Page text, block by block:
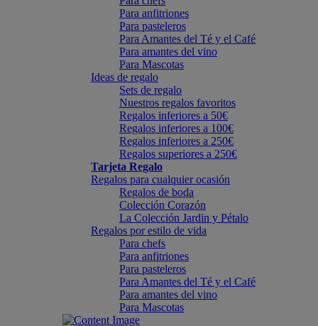
Para anfitriones
Para pasteleros
Para Amantes del Té y el Café
Para amantes del vino
Para Mascotas
Ideas de regalo
Sets de regalo
Nuestros regalos favoritos
Regalos inferiores a 50€
Regalos inferiores a 100€
Regalos inferiores a 250€
Regalos superiores a 250€
Tarjeta Regalo
Regalos para cualquier ocasión
Regalos de boda
Colección Corazón
La Colección Jardin y Pétalo
Regalos por estilo de vida
Para chefs
Para anfitriones
Para pasteleros
Para Amantes del Té y el Café
Para amantes del vino
Para Mascotas